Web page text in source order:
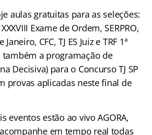
aulas gratuitas para as seleções:
XXXVIII Exame de Ordem, SERPRO,
Janeiro, CFC, TJ ES Juiz e TRF 1ª
também a programação de
Decisiva) para o Concurso TJ SP
provas aplicadas neste final de
eventos estão ao vivo AGORA,
em tempo real todas